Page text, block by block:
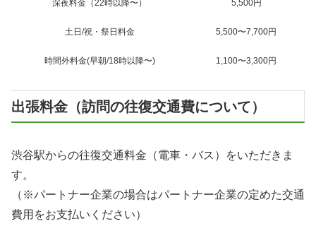
深夜料金（22時以降〜） 5,500円
土日/祝・祭日料金 5,500〜7,700円
時間外料金(早朝/18時以降〜) 1,100〜3,300円
出張料金（訪問の往復交通費について）
渋谷駅からの往復交通料金（電車・バス）をいただきま
す。
（※パートナー企業の場合はパートナー企業の定めた交通
費用をお支払いください）